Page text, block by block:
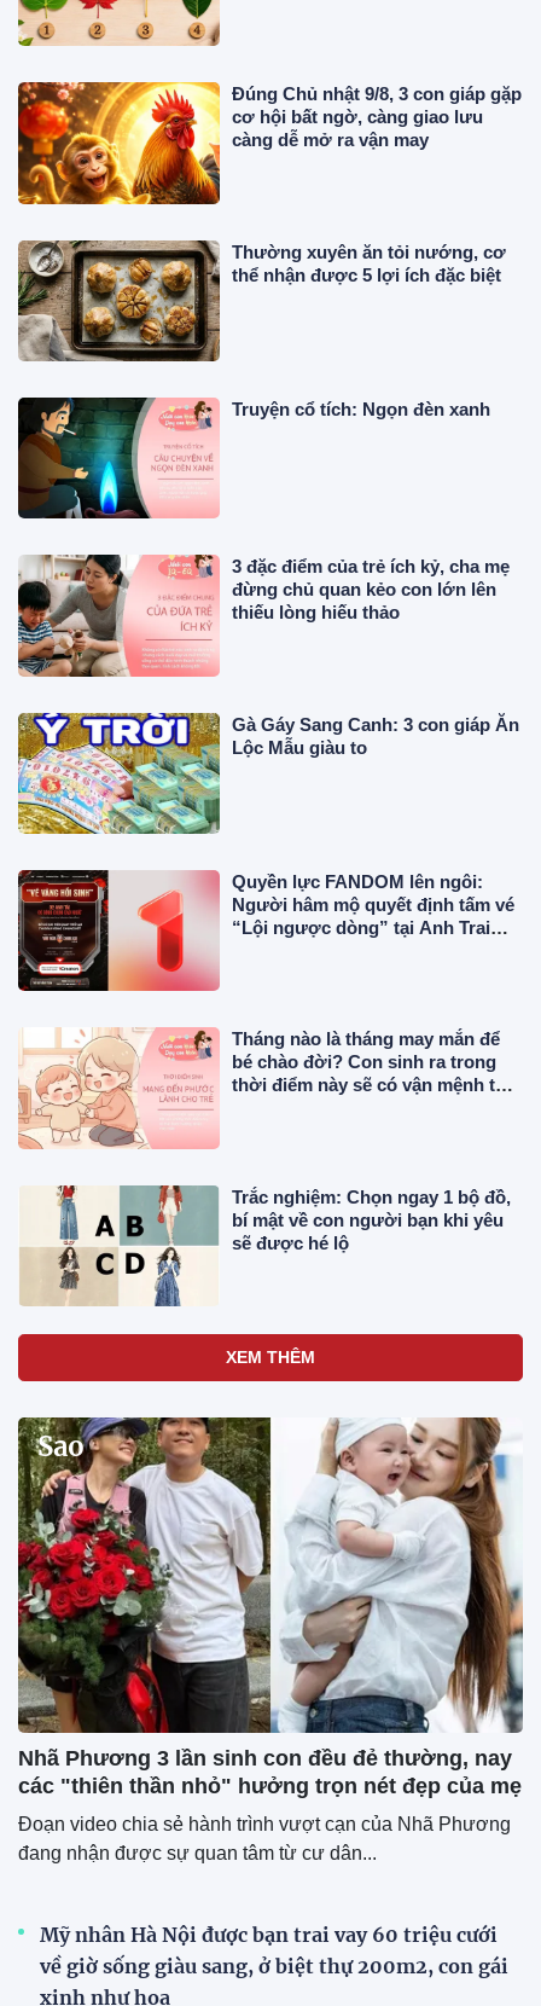
Đúng Chủ nhật 9/8, 3 con giáp gặp
cơ hội bất ngờ, càng giao lưu
càng dễ mở ra vận may
Thường xuyên ăn tỏi nướng, cơ
thể nhận được 5 lợi ích đặc biệt
Truyện cổ tích: Ngọn đèn xanh
3 đặc điểm của trẻ ích kỷ, cha mẹ
đừng chủ quan kẻo con lớn lên
thiếu lòng hiếu thảo
Gà Gáy Sang Canh: 3 con giáp Ăn
Lộc Mẫu giàu to
Quyền lực FANDOM lên ngôi:
Người hâm mộ quyết định tấm vé
“Lội ngược dòng” tại Anh Trai
Tháng nào là tháng may mắn để
bé chào đời? Con sinh ra trong
thời điểm này sẽ có vận mệnh tốt
Trắc nghiệm: Chọn ngay 1 bộ đồ,
bí mật về con người bạn khi yêu
sẽ được hé lộ
XEM THÊM
Sao
Nhã Phương 3 lần sinh con đều đẻ thường, nay
các "thiên thần nhỏ" hưởng trọn nét đẹp của mẹ
Đoạn video chia sẻ hành trình vượt cạn của Nhã Phương
đang nhận được sự quan tâm từ cư dân...
Mỹ nhân Hà Nội được bạn trai vay 60 triệu cưới
về giờ sống giàu sang, ở biệt thự 200m2, con gái
xinh như hoa